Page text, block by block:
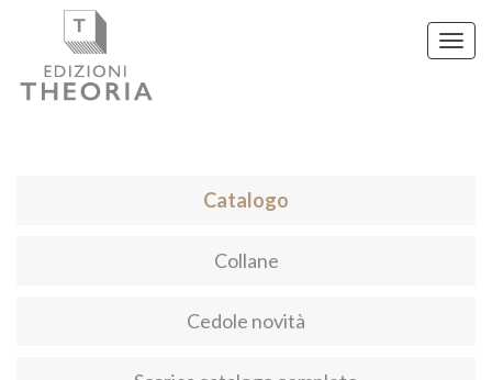
Catalogo
Collane
Cedole novità